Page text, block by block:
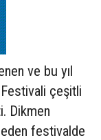
ve bu yıl
çeşitli
Dikmen
festivalde